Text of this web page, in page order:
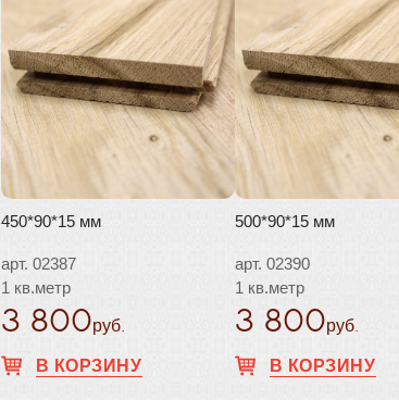
450*90*15 мм
арт. 02387
1 кв.метр
3 800руб.
В КОРЗИНУ
500*90*15 мм
арт. 02390
1 кв.метр
3 800руб.
В КОРЗИНУ